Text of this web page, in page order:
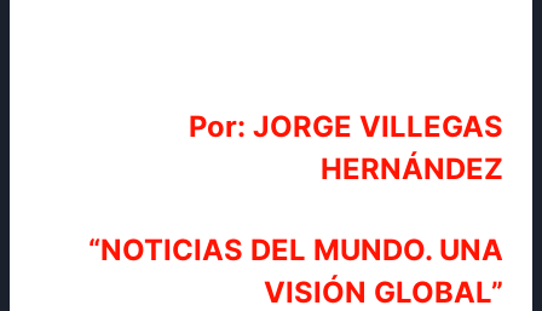
Por: JORGE VILLEGAS
HERNÁNDEZ
“NOTICIAS DEL MUNDO. UNA
VISIÓN GLOBAL”